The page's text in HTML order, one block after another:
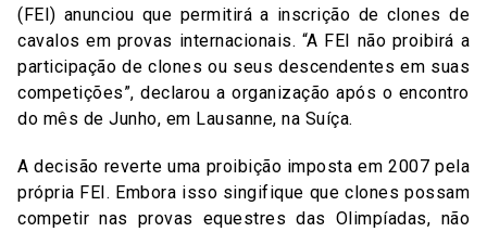
(FEI) anunciou que permitirá a inscrição de clones de
cavalos em provas internacionais. “A FEI não proibirá a
participação de clones ou seus descendentes em suas
competições”, declarou a organização após o encontro
do mês de Junho, em Lausanne, na Suíça.
A decisão reverte uma proibição imposta em 2007 pela
própria FEI. Embora isso singifique que clones possam
competir nas provas equestres das Olimpíadas, não